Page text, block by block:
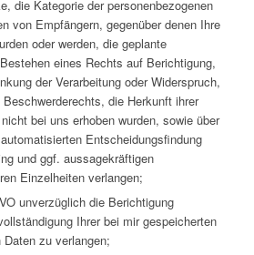
die Kategorie der personenbezogenen
von Empfängern, gegenüber denen Ihre
oder werden, die geplante
eines Rechts auf Berichtigung,
der Verarbeitung oder Widerspruch,
die Herkunft ihrer
bei uns erhoben wurden, sowie über
Entscheidungsfindung
und ggf. aussagekräftigen
Einzelheiten verlangen;
unverzüglich die Berichtigung
Ihrer bei mir gespeicherten
zu verlangen;